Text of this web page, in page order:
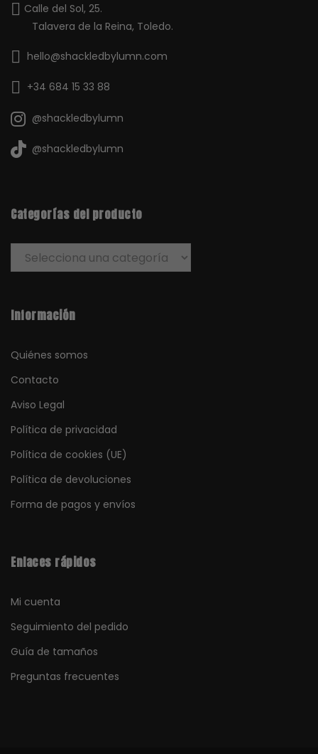
Calle del Sol, 25.
Talavera de la Reina, Toledo.
hello@shackledbylumn.com
+34 684 15 33 88
@shackledbylumn
@shackledbylumn
Categorías del producto
Información
Quiénes somos
Contacto
Aviso Legal
Política de privacidad
Política de cookies (UE)
Política de devoluciones
Forma de pagos y envíos
Enlaces rápidos
Mi cuenta
Seguimiento del pedido
Guía de tamaños
Preguntas frecuentes